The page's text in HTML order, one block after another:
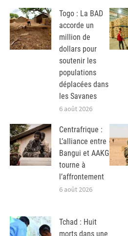
Togo : La BAD
accorde un
million de
dollars pour
soutenir les
populations
déplacées dans
les Savanes
6 août 2026
Centrafrique :
L’alliance entre
Bangui et AAKG
tourne à
l’affrontement
6 août 2026
Tchad : Huit
morts dans une